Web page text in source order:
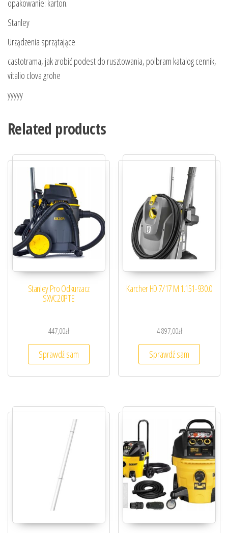
opakowanie: karton.
Stanley
Urządzenia sprzątające
castotrama, jak zrobić podest do rusztowania, polbram katalog cennik,
vitalio clova grohe
yyyyy
Related products
Stanley Pro Odkurzacz
SXVC20PTE
447,00zł
Sprawdź sam
Karcher HD 7/17 M 1.151-930.0
4 897,00zł
Sprawdź sam